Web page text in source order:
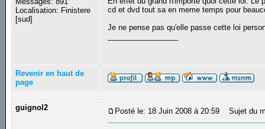
Localisation: Finistere
[sud]
cd et dvd tout sa en meme temps pour
Je ne pense pas qu'elle passe cette loi
Revenir en haut de
page
guignol2 Posté le: 18 Juin 2008 à 20:59 Sujet du